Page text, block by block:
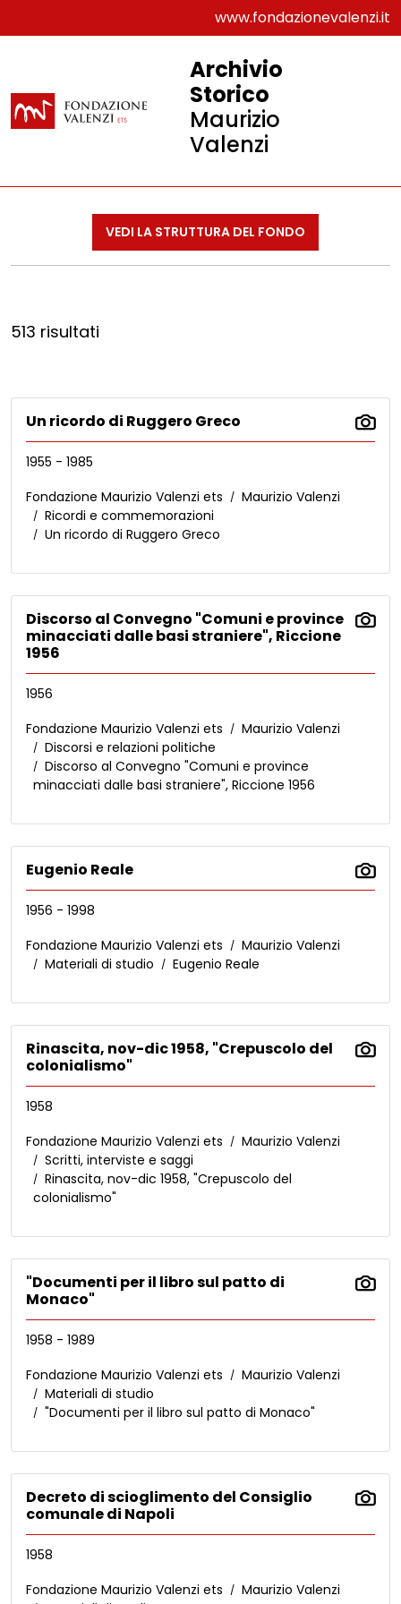
www.fondazionevalenzi.it
Archivio
Storico
Maurizio
Valenzi
VEDI LA STRUTTURA DEL FONDO
513 risultati
Un ricordo di Ruggero Greco
1955 - 1985
Fondazione Maurizio Valenzi ets
Maurizio Valenzi
Ricordi e commemorazioni
Un ricordo di Ruggero Greco
Discorso al Convegno "Comuni e province
minacciati dalle basi straniere", Riccione
1956
1956
Fondazione Maurizio Valenzi ets
Maurizio Valenzi
Discorsi e relazioni politiche
Discorso al Convegno "Comuni e province
minacciati dalle basi straniere", Riccione 1956
Eugenio Reale
1956 - 1998
Fondazione Maurizio Valenzi ets
Maurizio Valenzi
Materiali di studio
Eugenio Reale
Rinascita, nov-dic 1958, "Crepuscolo del
colonialismo"
1958
Fondazione Maurizio Valenzi ets
Maurizio Valenzi
Scritti, interviste e saggi
Rinascita, nov-dic 1958, "Crepuscolo del
colonialismo"
"Documenti per il libro sul patto di
Monaco"
1958 - 1989
Fondazione Maurizio Valenzi ets
Maurizio Valenzi
Materiali di studio
"Documenti per il libro sul patto di Monaco"
Decreto di scioglimento del Consiglio
comunale di Napoli
1958
Fondazione Maurizio Valenzi ets
Maurizio Valenzi